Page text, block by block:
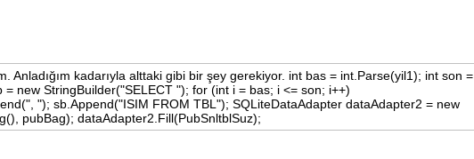
Anladığım kadarıyla alttaki gibi bir şey gerekiyor. int bas = int.Parse(yil1); int son =
new StringBuilder("SELECT "); for (int i = bas; i <= son; i++)
"); sb.Append("ISIM FROM TBL"); SQLiteDataAdapter dataAdapter2 = new
pubBag); dataAdapter2.Fill(PubSnltblSuz);